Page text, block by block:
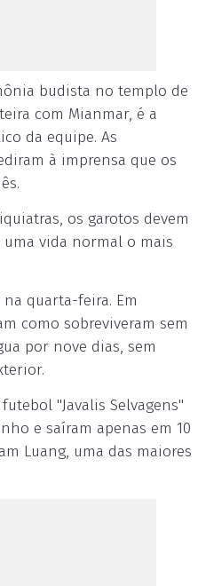
budista no templo de
com Mianmar, é a
da equipe. As
à imprensa que os
os garotos devem
vida normal o mais
quarta-feira. Em
como sobreviveram sem
por nove dias, sem
"Javalis Selvagens"
e saíram apenas em 10
Luang, uma das maiores